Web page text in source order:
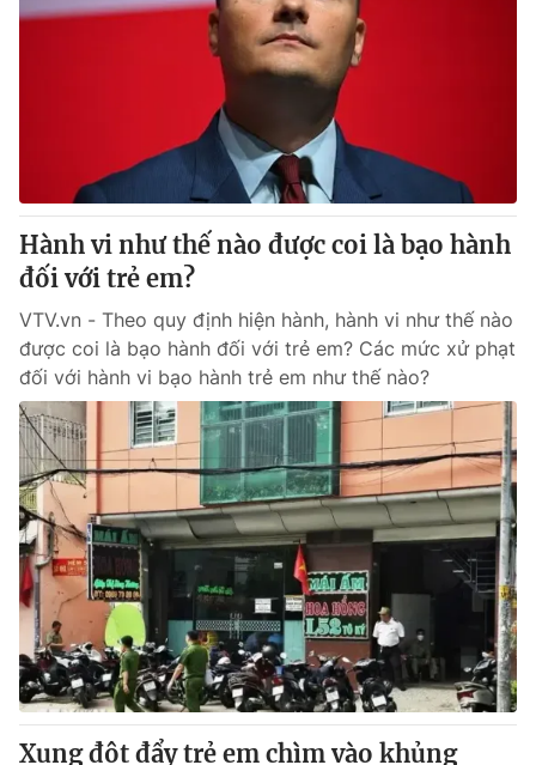
Hành vi như thế nào được coi là bạo hành
đối với trẻ em?
VTV.vn - Theo quy định hiện hành, hành vi như thế nào
được coi là bạo hành đối với trẻ em? Các mức xử phạt
đối với hành vi bạo hành trẻ em như thế nào?
Xung đột đẩy trẻ em chìm vào khủng